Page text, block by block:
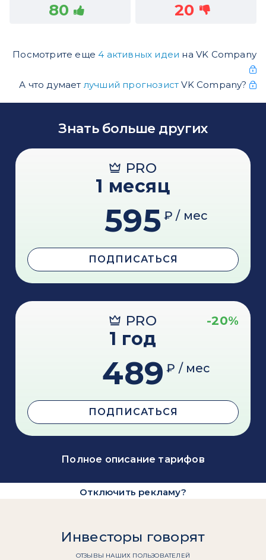
80 20
Посмотрите еще4 активных идеи на VK Company
А что думает лучший прогнозист VK Company?
Знать больше других
PRO
1 месяц
595 ₽ / мес
ПОДПИСАТЬСЯ
PRO -20%
1 год
489 ₽ / мес
ПОДПИСАТЬСЯ
Полное описание тарифов
Отключить рекламу?
Инвесторы говорят
ОТЗЫВЫ НАШИХ ПОЛЬЗОВАТЕЛЕЙ